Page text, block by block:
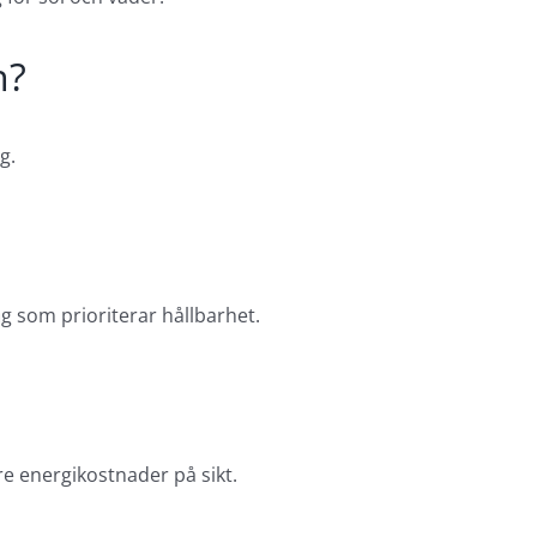
som prioriterar hållbarhet.
energikostnader på sikt.